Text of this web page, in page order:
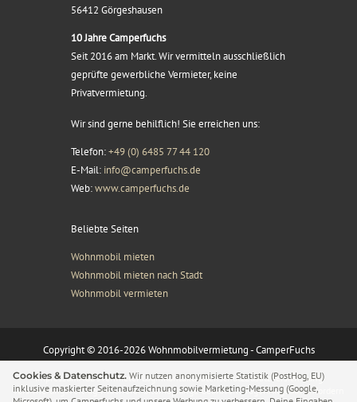
Cookies & Datenschutz. Wir nutzen anonymisierte Statistik (PostHog, EU)
inklusive maskierter Seitenaufzeichnung sowie Marketing-Messung (Google,
56412 Görgeshausen
10 Jahre Camperfuchs
Seit 2016 am Markt. Wir vermitteln ausschließlich
geprüfte gewerbliche Vermieter, keine
Privatvermietung.
Wir sind gerne behilflich! Sie erreichen uns:
Telefon:+49 (0) 6485 77 44 120
E-Mail: info@camperfuchs.de
Web:www.camperfuchs.de
Beliebte Seiten
Wohnmobil mieten
Wohnmobil mieten nach Stadt
Wohnmobil vermieten
Copyright © 2016-2026 Wohnmobilvermietung - CamperFuchs
ImpressumAGB’sVermieter LoginKontaktDatenschutzZusatzversicherung
Versicherungsvertrag widerrufenSitemapJunge GebrauchtwagenAngebot anfordern